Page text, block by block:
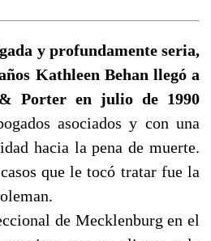
y profundamente seria,
Kathleen Behan llegó a
Porter en julio de 1990
asociados y con una
hacia la pena de muerte.
que le tocó tratar fue la
de Mecklenburg en el